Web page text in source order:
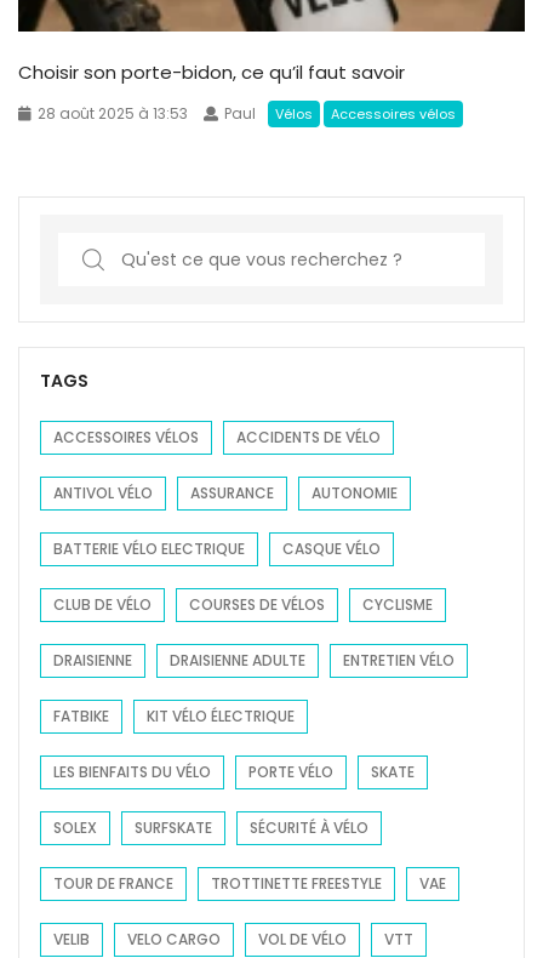
Choisir son porte-bidon, ce qu’il faut savoir
28 août 2025 à 13:53 Paul Vélos Accessoires vélos
r
c
f
r
:
TAGS
ACCESSOIRES VÉLOS ACCIDENTS DE VÉLO
ANTIVOL VÉLO ASSURANCE AUTONOMIE
BATTERIE VÉLO ELECTRIQUE CASQUE VÉLO
CLUB DE VÉLO COURSES DE VÉLOS CYCLISME
DRAISIENNE DRAISIENNE ADULTE ENTRETIEN VÉLO
FATBIKE KIT VÉLO ÉLECTRIQUE
LES BIENFAITS DU VÉLO PORTE VÉLO SKATE
SOLEX SURFSKATE SÉCURITÉ À VÉLO
TOUR DE FRANCE TROTTINETTE FREESTYLE VAE
VELIB VELO CARGO VOL DE VÉLO VTT